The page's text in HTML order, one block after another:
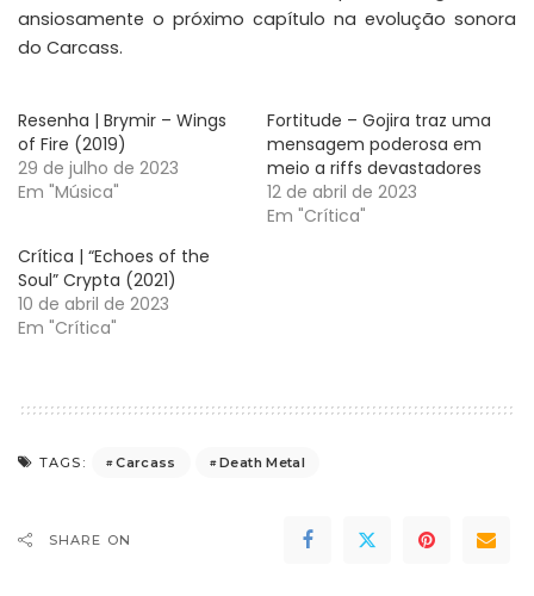
ansiosamente o próximo capítulo na evolução sonora
do Carcass.
Resenha | Brymir – Wings
of Fire (2019)
29 de julho de 2023
Em "Música"
Fortitude – Gojira traz uma
mensagem poderosa em
meio a riffs devastadores
12 de abril de 2023
Em "Crítica"
Crítica | “Echoes of the
Soul” Crypta (2021)
10 de abril de 2023
Em "Crítica"
TAGS: Carcass Death Metal
SHARE ON